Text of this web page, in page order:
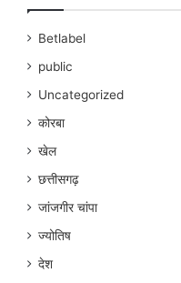
Betlabel
public
Uncategorized
कोरबा
खेल
छत्तीसगढ़
जांजगीर चांपा
ज्योतिष
देश